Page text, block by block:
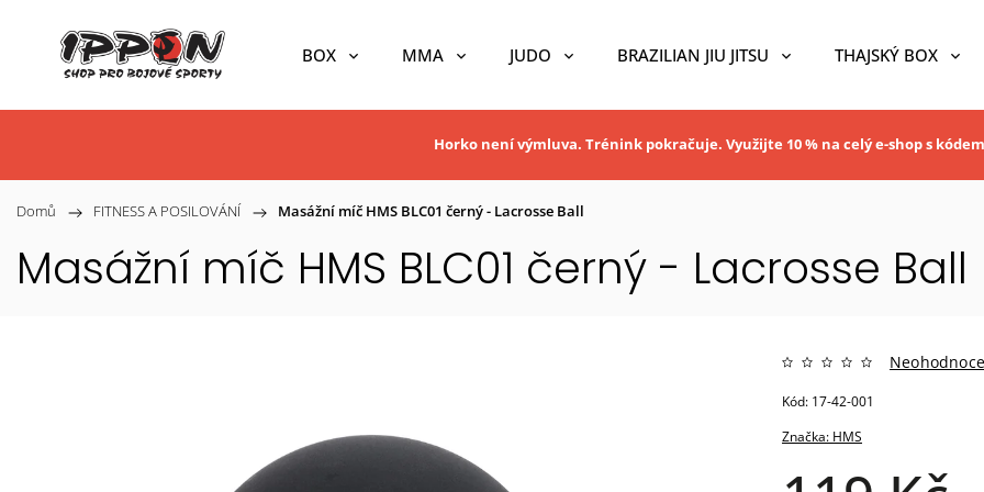
BOX MMA JUDO BRAZILIAN JIU JITSU THAJSKÝ BOX
Horko není výmluva. Trénink pokračuje. Využijte 10 % na celý e-shop s kódem
Domů / FITNESS A POSILOVÁNÍ / Masážní míč HMS BLC01 černý - Lacrosse Ball
Masážní míč HMS BLC01 černý - Lacrosse Ball
Značka: HMS
Kód: 17-42-001